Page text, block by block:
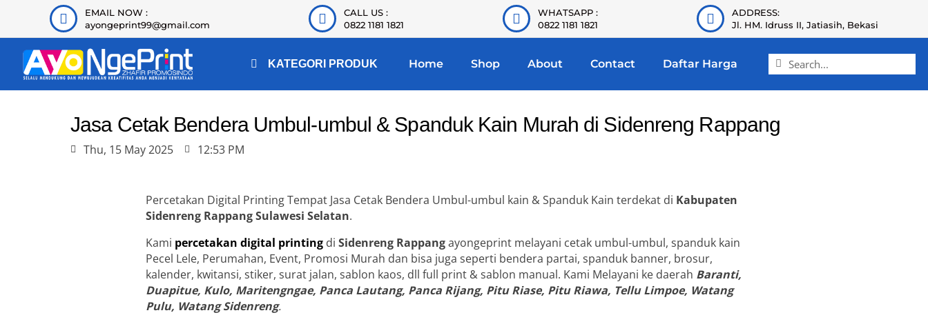
EMAIL NOW :
ayongeprint99@gmail.com
CALL US :
0822 1181 1821
WHATSAPP :
0822 1181 1821
ADDRESS:
Jl. HM. Idruss II, Jatiasih, Bekasi
KATEGORI PRODUK Home Shop About Contact Daftar Harga
Jasa Cetak Bendera Umbul-umbul & Spanduk Kain Murah di Sidenreng Rappang
Thu, 15 May 2025 12:53 PM
Percetakan Digital Printing Tempat Jasa Cetak Bendera Umbul-umbul kain & Spanduk Kain terdekat di Kabupaten
Sidenreng RappangSulawesi Selatan.
Kami percetakan digital printing diSidenreng Rappangayongeprint melayani cetak umbul-umbul, spanduk kain
Pecel Lele, Perumahan, Event, Promosi Murah dan bisa juga seperti bendera partai, spanduk banner, brosur,
kalender, kwitansi, stiker, surat jalan, sablon kaos, dll full print & sablon manual. Kami Melayani ke daerah Baranti,
Duapitue, Kulo, Maritengngae, Panca Lautang, Panca Rijang, Pitu Riase, Pitu Riawa, Tellu Limpoe, Watang
Pulu, Watang Sidenreng.